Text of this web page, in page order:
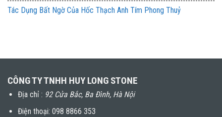
Tác Dụng Bất Ngờ Của Hốc Thạch Anh Tím Phong Thuỷ
CÔNG TY TNHH HUY LONG STONE
Địa chỉ : 92 Cửa Bắc, Ba Đình, Hà Nội
Điện thoại: 098 8866 353